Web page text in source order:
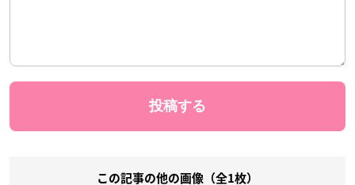
この記事の他の画像（全1枚）